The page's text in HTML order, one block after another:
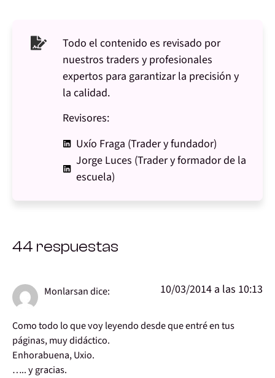
Todo el contenido es revisado por
nuestros traders y profesionales
expertos para garantizar la precisión y
la calidad.
Revisores:
Uxío Fraga (Trader y fundador)
Jorge Luces (Trader y formador de la
escuela)
44 respuestas
Monlarsandice: 10/03/2014 a las 10:13
Como todo lo que voy leyendo desde que entré en tus
páginas, muy didáctico.
Enhorabuena, Uxio.
….. y gracias.